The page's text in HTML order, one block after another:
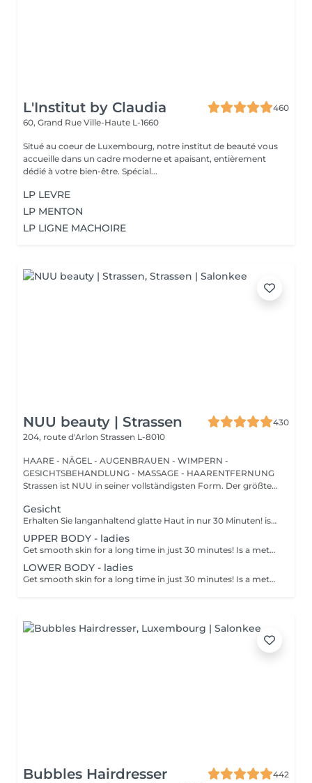
L'Institut by Claudia
460
60, Grand Rue Ville-Haute L-1660
Situé au coeur de Luxembourg, notre institut de beauté vous
accueille dans un cadre moderne et apaisant, entièrement
dédié à votre bien-être. Spécial...
LP LEVRE
LP MENTON
LP LIGNE MACHOIRE
NUU beauty | Strassen
430
204, route d'Arlon Strassen L-8010
HAARE - NÄGEL - AUGENBRAUEN - WIMPERN -
GESICHTSBEHANDLUNG - MASSAGE - HAARENTFERNUNG
Strassen ist NUU in seiner vollständigsten Form. Der größte
Gesicht
Erhalten Sie langanhaltend glatte Haut in nur 30 Minuten! ist eine Methode zur Haarentfernung, bei der die Haare mitsamt der Haarfollikel mit warmem Wachs herausgezogen werden. Wie wird die Wachs-Epilation durchgeführt? - Vorbereitung (die Kosmetikerin trägt eine spezielle antiseptische Lotion auf die Haut auf) - Wachs wird aufgetragen (die Wachsmischung wird auf eine bestimmte Temperatur erhitzt und anschließend mit einem Holzspatel auf die Haut aufgetragen) - Enthaarung (nachdem das Wachs ausgehärtet ist, entfernt die Kosmetikerin die Wachsstreifen mit den Haaren durch scharfe Bewegungen) - Wachsreste werden entfernt (Wachsreste werden entfernt und Aloe-Vera-Creme wird aufgetragen) Altersbeschränkungen: empfohlenes Mindestalter ab 14 Jahren. Empfehlungen nach dem Eingriff: es wird empfohlen, innerhalb von 12 Stunden nach dem Eingriff kein heißes Bad zu nehmen, keine Sauna zu besuchen und nicht im Pool zu schwimmen, da dies zu Reizungen führen kann. Frequenz: einmal in 4 Wochen.
UPPER BODY - ladies
Get smooth skin for a long time in just 30 minutes! Is a method of hair removal when your hair is pulled out with warm wax with the hair follicle. How is wax epilation done? - preparation is performed - wax is applied - depilation is performed - wax residue is removed Age restrictions: recommended to do from 14 years. Post procedure recommendations: do not take hot bath, do not visit sauna, do not swim in the pool for 12 hours after the procedure - it can cause irritation. Frequency: once in 4 weeks.
LOWER BODY - ladies
Get smooth skin for a long time in just 30 minutes! Is a method of hair removal when your hair is pulled out with warm wax with the hair follicle. How is wax epilation done? - preparation is performed - wax is applied - depilation is performed - wax residue is removed Age restrictions: recommended to do from 14 years. Post procedure recommendations: do not take hot bath, do not visit sauna, do not swim in the pool for 12 hours after the procedure - it can cause irritation. Frequency: once in 4 weeks.
Bubbles Hairdresser
442